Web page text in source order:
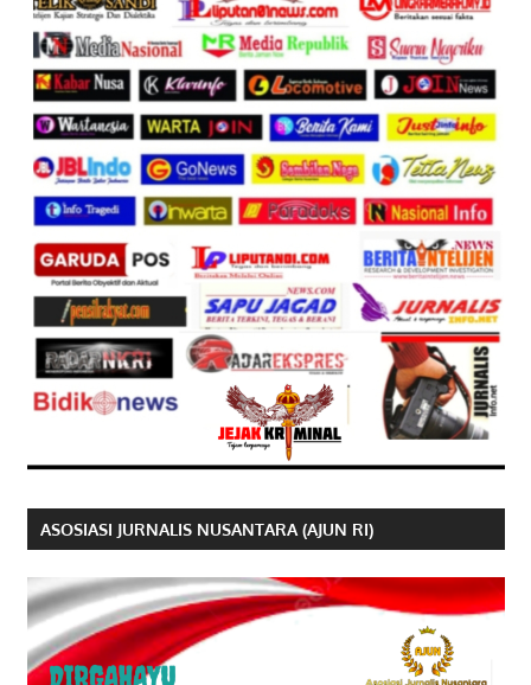
ASOSIASI JURNALIS NUSANTARA (AJUN RI)